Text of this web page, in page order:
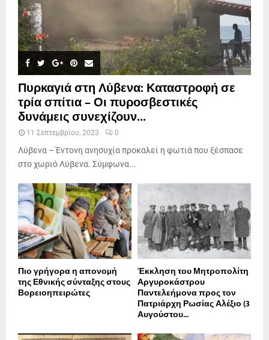
Πυρκαγιά στη Λύβενα: Καταστροφή σε
τρία σπίτια – Οι πυροσβεστικές
δυνάμεις συνεχίζουν...
11 Σεπτεμβρίου, 2023 0
Λύβενα – Έντονη ανησυχία προκαλεί η φωτιά που ξέσπασε
στο χωριό Λύβενα. Σύμφωνα...
Πιο γρήγορα η απονοµή
της Εθνικής σύνταξης στους
Βορειοηπειρώτες
Έκκληση του Μητροπολίτη
Αργυροκάστρου
Παντελεήμονα προς τον
Πατριάρχη Ρωσίας Αλέξιο (3
Αυγούστου...